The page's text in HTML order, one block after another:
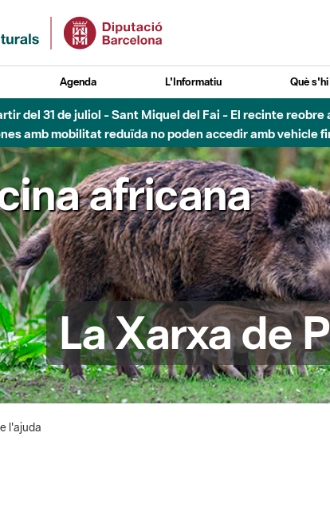
Agenda L'Informatiu Què
del 31 de juliol - Sant Miquel del Fai - El recinte
amb mobilitat reduïda no poden accedir amb
africana
La Xarxa de
l'ajuda